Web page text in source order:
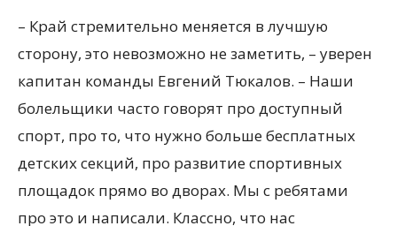
– Край стремительно меняется в лучшую
сторону, это невозможно не заметить, – уверен
капитан команды Евгений Тюкалов. – Наши
болельщики часто говорят про доступный
спорт, про то, что нужно больше бесплатных
детских секций, про развитие спортивных
площадок прямо во дворах. Мы с ребятами
про это и написали. Классно, что нас